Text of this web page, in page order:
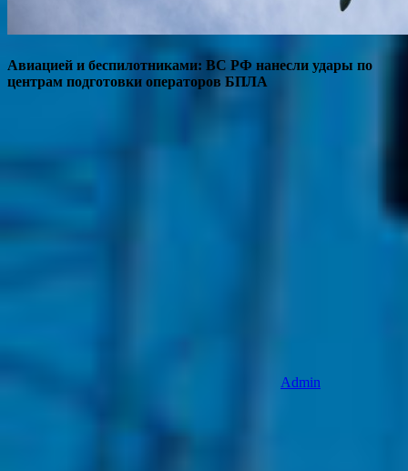
Авиацией и беспилотниками: ВС РФ нанесли удары по
центрам подготовки операторов БПЛА
Admin